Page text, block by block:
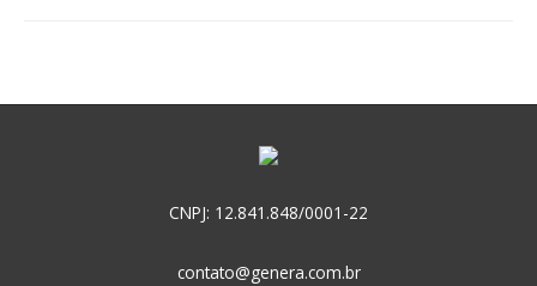
CNPJ: 12.841.848/0001-22
contato@genera.com.br